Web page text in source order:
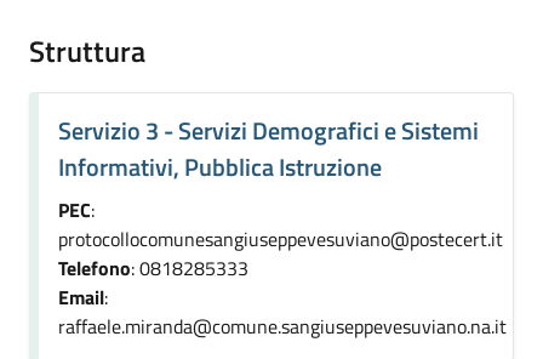
Struttura
Servizio 3 - Servizi Demografici e Sistemi
Informativi, Pubblica Istruzione
PEC:
protocollocomunesangiuseppevesuviano@postecert.it
Telefono: 0818285333
Email:
raffaele.miranda@comune.sangiuseppevesuviano.na.it